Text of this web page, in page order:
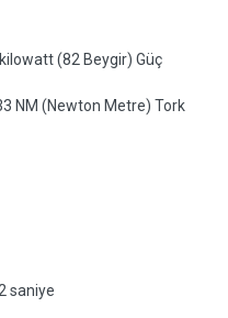
(82 Beygir) Güç
NM (Newton Metre) Tork
saniye